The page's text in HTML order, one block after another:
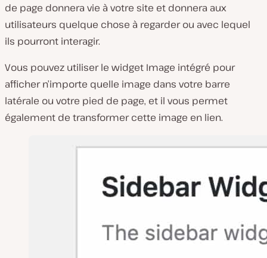
de page donnera vie à votre site et donnera aux
utilisateurs quelque chose à regarder ou avec lequel
ils pourront interagir.
Vous pouvez utiliser le widget Image intégré pour
afficher n’importe quelle image dans votre barre
latérale ou votre pied de page, et il vous permet
également de transformer cette image en lien.